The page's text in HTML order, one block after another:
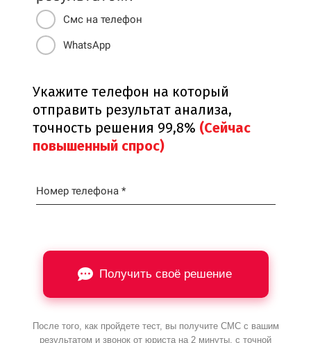
Смс на телефон
WhatsApp
Укажите телефон на который
отправить результат анализа,
точность решения 99,8% (Сейчас
повышенный спрос)
Номер телефона *
Получить своё решение
После того, как пройдете тест, вы получите СМС с вашим
результатом и звонок от юриста на 2 минуты, с точной